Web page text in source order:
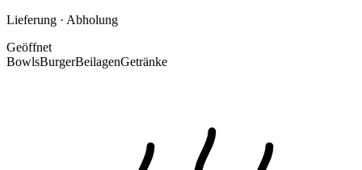
Lieferung · Abholung
Geöffnet
BowlsBurgerBeilagenGetränke